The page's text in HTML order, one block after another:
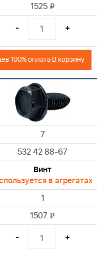
1525 i
- +
100% оплата В корзину
7
532 42 88-67
Винт
в агрегатах
1
1507 i
- +